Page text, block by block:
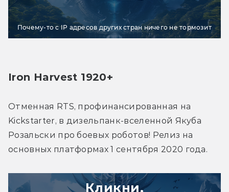
Почему-то с IP адресов других стран ничего не тормозит
Iron Harvest 1920+
Отменная RTS, профинансированная на
Kickstarter, в дизельпанк-вселенной Якуба
Розальски про боевых роботов! Релиз на
основных платформах 1 сентября 2020 года.
Кликни,